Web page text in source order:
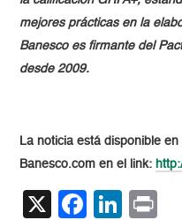
mejores prácticas en la
Banesco es firmante del
desde 2009.
La noticia está disponible
Banesco.com en el link:
X